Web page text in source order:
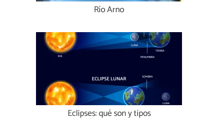
Río Arno
Eclipses: qué son y tipos